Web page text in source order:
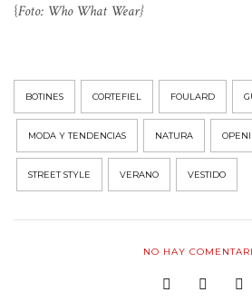
{Foto: Who What Wear}
BOTINES CORTEFIEL FOULARD
MODA Y TENDENCIAS NATURA
STREET STYLE VERANO VESTIDO
NO HAY